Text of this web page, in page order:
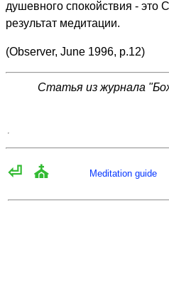
душевного спокойствия - это
результат медитации.
(Observer, June 1996, р.12)
Статья из журнала
⏎ ⛪ Meditation guide